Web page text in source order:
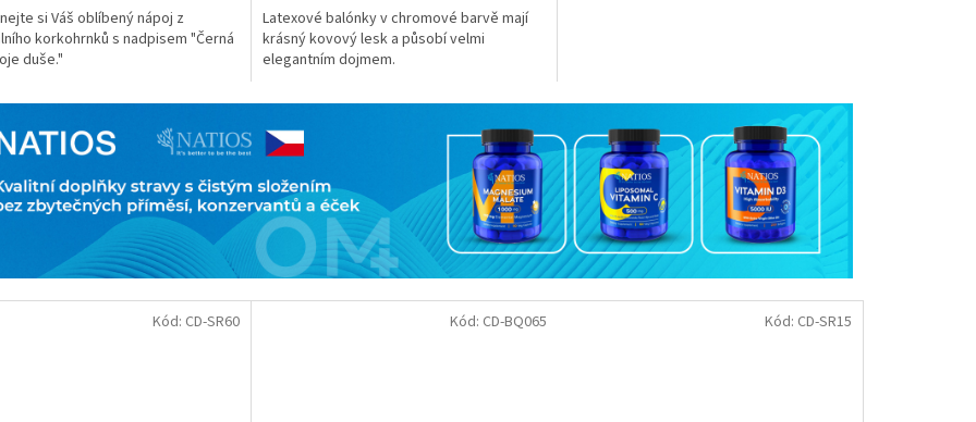
si Váš oblíbený nápoj z
korkohrnků s nadpisem "Černá
duše."
Latexové balónky v chromové barvě mají
krásný kovový lesk a působí velmi
elegantním dojmem.
Kód: CD-SR60 Kód: CD-BQ065 Kód: CD-SR15